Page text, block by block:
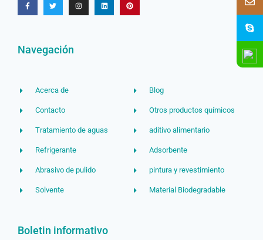
Navegación
Acerca de
Contacto
Tratamiento de aguas
Refrigerante
Abrasivo de pulido
Solvente
Blog
Otros productos químicos
aditivo alimentario
Adsorbente
pintura y revestimiento
Material Biodegradable
Boletin informativo